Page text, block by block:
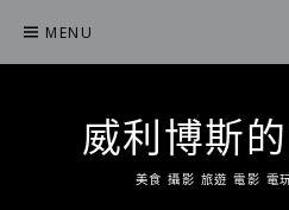
content
MENU
威利博斯
美食 攝影 旅遊 電影 電